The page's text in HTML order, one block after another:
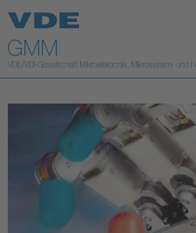
Top Themen
Fokusthemen
Energy
AI & Digital Trust
Health